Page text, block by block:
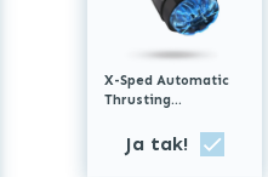
med stimulerende tekstur
X-Sped Automatic
Thrusting
Ja tak!